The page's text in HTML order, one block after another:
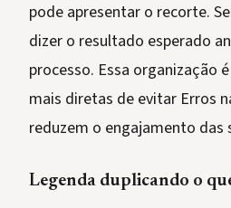
pode apresentar o recorte.
dizer o resultado esperado
processo. Essa organização
mais diretas de evitar Erros
reduzem o engajamento das
Legenda duplicando o